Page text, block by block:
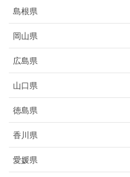
島根県
岡山県
広島県
山口県
徳島県
香川県
愛媛県